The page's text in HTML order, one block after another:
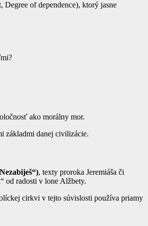
of dependence), ktorý jasne
ako morálny mor.
základmi danej civilizácie.
, texty proroka Jeremiáša či
od radosti v lone Alžbety.
cirkvi v tejto súvislosti používa priamy